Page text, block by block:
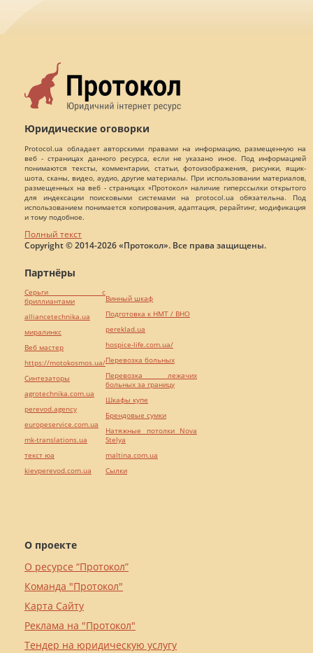
Юридические оговорки
Protocol.ua обладает авторскими правами на информацию, размещенную на
веб - страницах данного ресурса, если не указано иное. Под информацией
понимаются тексты, комментарии, статьи, фотоизображения, рисунки, ящик-
шота, сканы, видео, аудио, другие материалы. При использовании материалов,
размещенных на веб - страницах «Протокол» наличие гиперссылки открытого
для индексации поисковыми системами на protocol.ua обязательна. Под
использованием понимается копирования, адаптация, рерайтинг, модификация
и тому подобное.
Полный текст
Copyright © 2014-2026 «Протокол». Все права защищены.
О проекте
О ресурсе “Протокол”
Команда "Протокол"
Карта Сайту
Реклама на "Протокол"
Тендер на юридическую услугу
Партнёры
Серьги с
бриллиантами
alliancetechnika.ua
миралинкс
Веб мастер
https://motokosmos.ua/
Синтезаторы
agrotechnika.com.ua
perevod.agency
europeservice.com.ua
mk-translations.ua
текст юа
kievperevod.com.ua
Винный шкаф
Подготовка к НМТ / ВНО
pereklad.ua
hospice-life.com.ua/
Перевозка больных
Перевозка лежачих
больных за границу
Шкафы купе
Брендовые сумки
Натяжные потолки Nova
Stelya
maltina.com.ua
Cылки